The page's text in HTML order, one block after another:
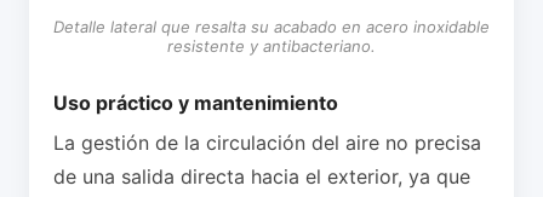
Detalle lateral que resalta su acabado en acero inoxidable
resistente y antibacteriano.
Uso práctico y mantenimiento
La gestión de la circulación del aire no precisa
de una salida directa hacia el exterior, ya que